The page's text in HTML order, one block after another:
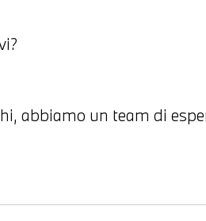
abbiamo un team di